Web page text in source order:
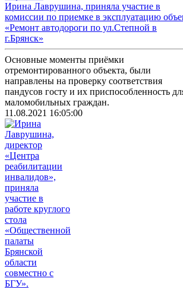
Ирина Лаврушина, приняла участие в
комиссии по приемке в эксплуатацию
«Ремонт автодороги по ул.Степной в
г.Брянск»
Основные моменты приёмки
отремонтированного объекта, были
направлены на проверку соответствия
пандусов госту и их приспособленность
маломобильных граждан.
11.08.2021 16:05:00